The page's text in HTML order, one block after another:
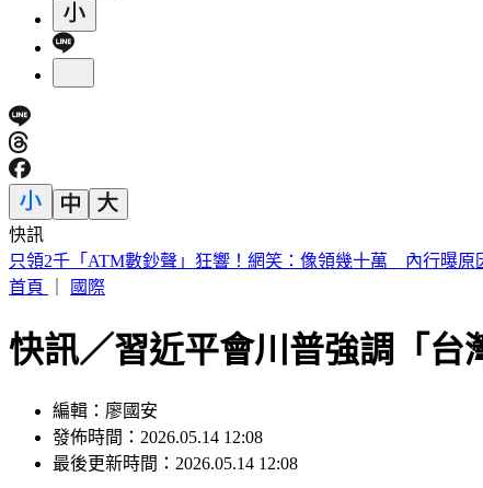
快訊
獨／高捷新制服被比擬禮儀社 員工：像九如橋不符美學
首頁
國際
快訊／習近平會川普強調「
編輯：廖國安
發佈時間：2026.05.14 12:08
最後更新時間：2026.05.14 12:08